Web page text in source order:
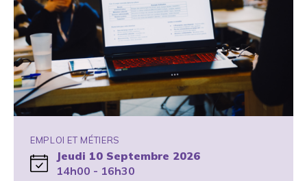
EMPLOI ET MÉTIERS
Jeudi 10 Septembre 2026
14h00 - 16h30